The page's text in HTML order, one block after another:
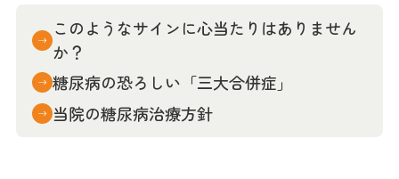
高血圧
糖尿病
採用
recruit
お知らせ
このようなサインに心当たりはありません
か？
糖尿病の恐ろしい「三大合併症」
当院の糖尿病治療方針